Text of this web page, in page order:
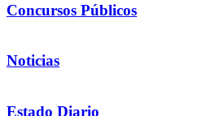
Concursos Públicos
Noticias
Estado Diario